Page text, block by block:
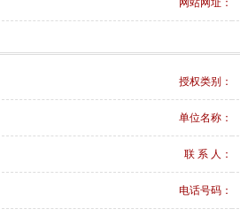
网站网址：
授权类别：
单位名称：
联 系 人：
电话号码：